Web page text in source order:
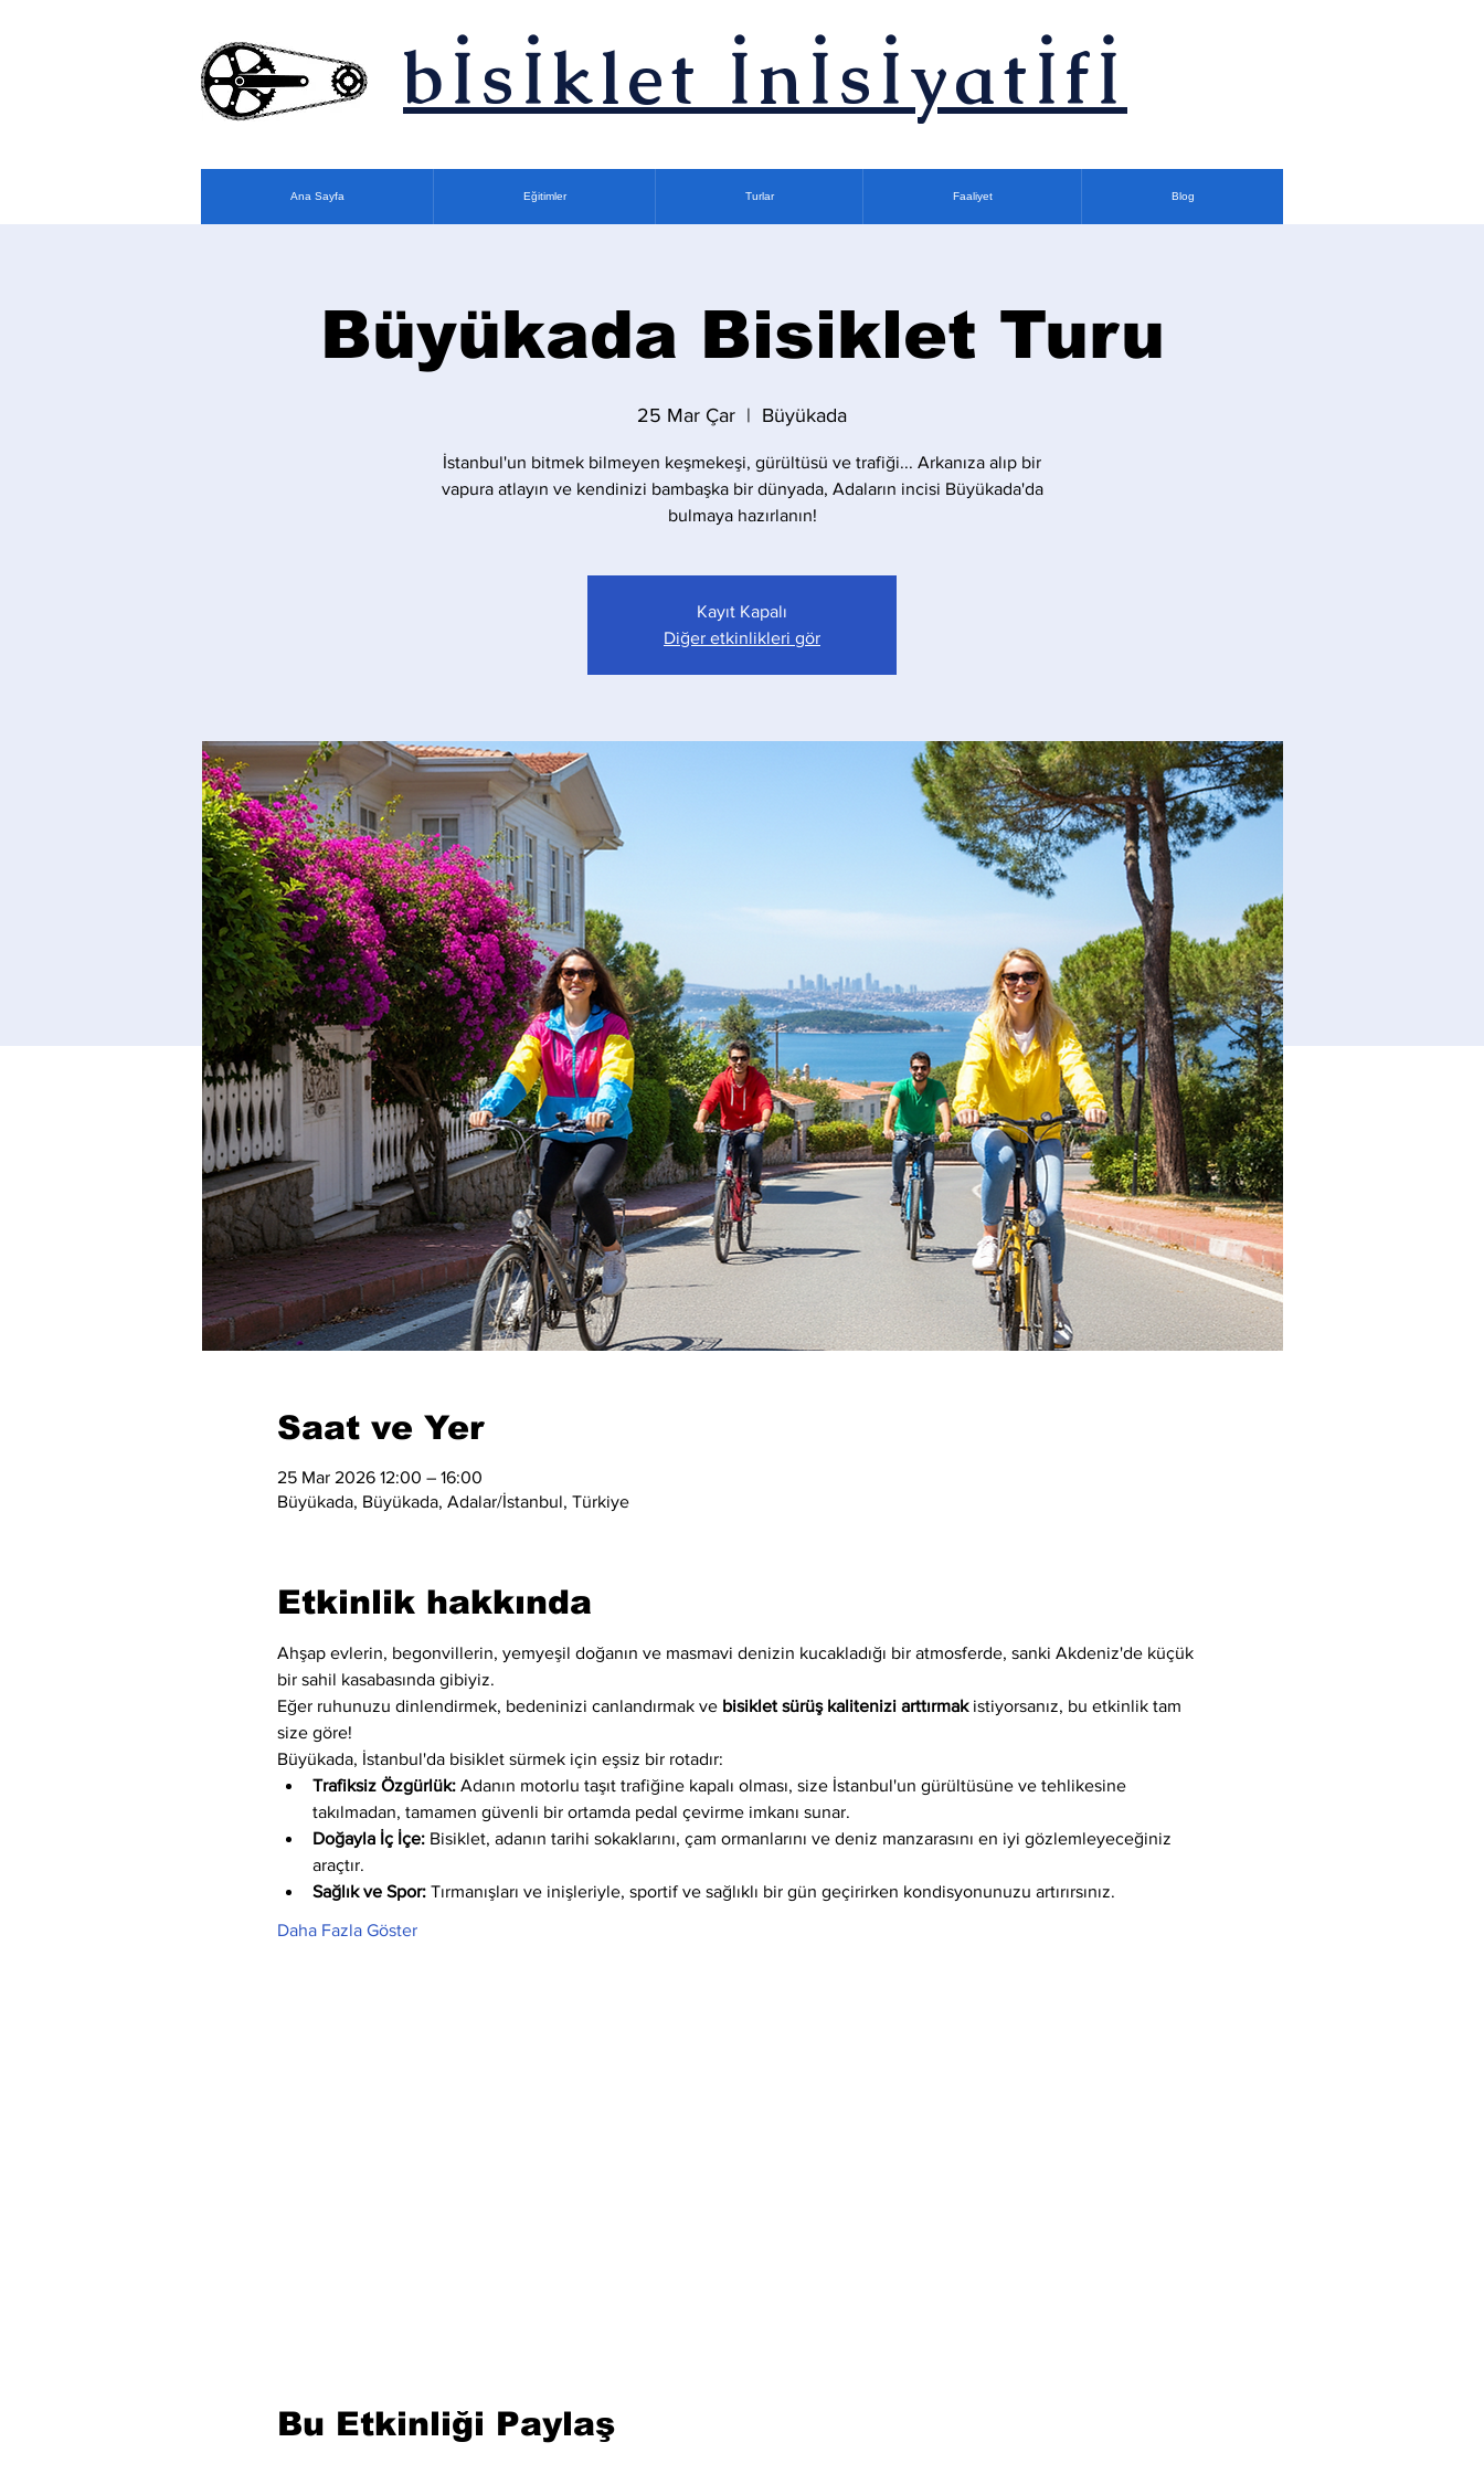
bİsİklet İnİsİyatİfİ
Ana Sayfa Eğitimler Turlar Faaliyet Blog
Büyükada Bisiklet Turu
25 Mar Çar
  |
Büyükada
İstanbul'un bitmek bilmeyen keşmekeşi, gürültüsü ve trafiği... Arkanıza alıp bir
vapura atlayın ve kendinizi bambaşka bir dünyada, Adaların incisi Büyükada'da
bulmaya hazırlanın!
Kayıt Kapalı
Diğer etkinlikleri gör
Saat ve Yer
25 Mar 2026 12:00 – 16:00
Büyükada, Büyükada, Adalar/İstanbul, Türkiye
Etkinlik hakkında
Ahşap evlerin, begonvillerin, yemyeşil doğanın ve masmavi denizin kucakladığı bir atmosferde, sanki Akdeniz'de küçük
bir sahil kasabasında gibiyiz.
Eğer ruhunuzu dinlendirmek, bedeninizi canlandırmak ve bisiklet sürüş kalitenizi arttırmak istiyorsanız, bu etkinlik tam
size göre!
Büyükada, İstanbul'da bisiklet sürmek için eşsiz bir rotadır:
Trafiksiz Özgürlük: Adanın motorlu taşıt trafiğine kapalı olması, size İstanbul'un gürültüsüne ve tehlikesine
takılmadan, tamamen güvenli bir ortamda pedal çevirme imkanı sunar.
Doğayla İç İçe: Bisiklet, adanın tarihi sokaklarını, çam ormanlarını ve deniz manzarasını en iyi gözlemleyeceğiniz
araçtır.
Sağlık ve Spor: Tırmanışları ve inişleriyle, sportif ve sağlıklı bir gün geçirirken kondisyonunuzu artırırsınız.
Daha Fazla Göster
Bu Etkinliği Paylaş